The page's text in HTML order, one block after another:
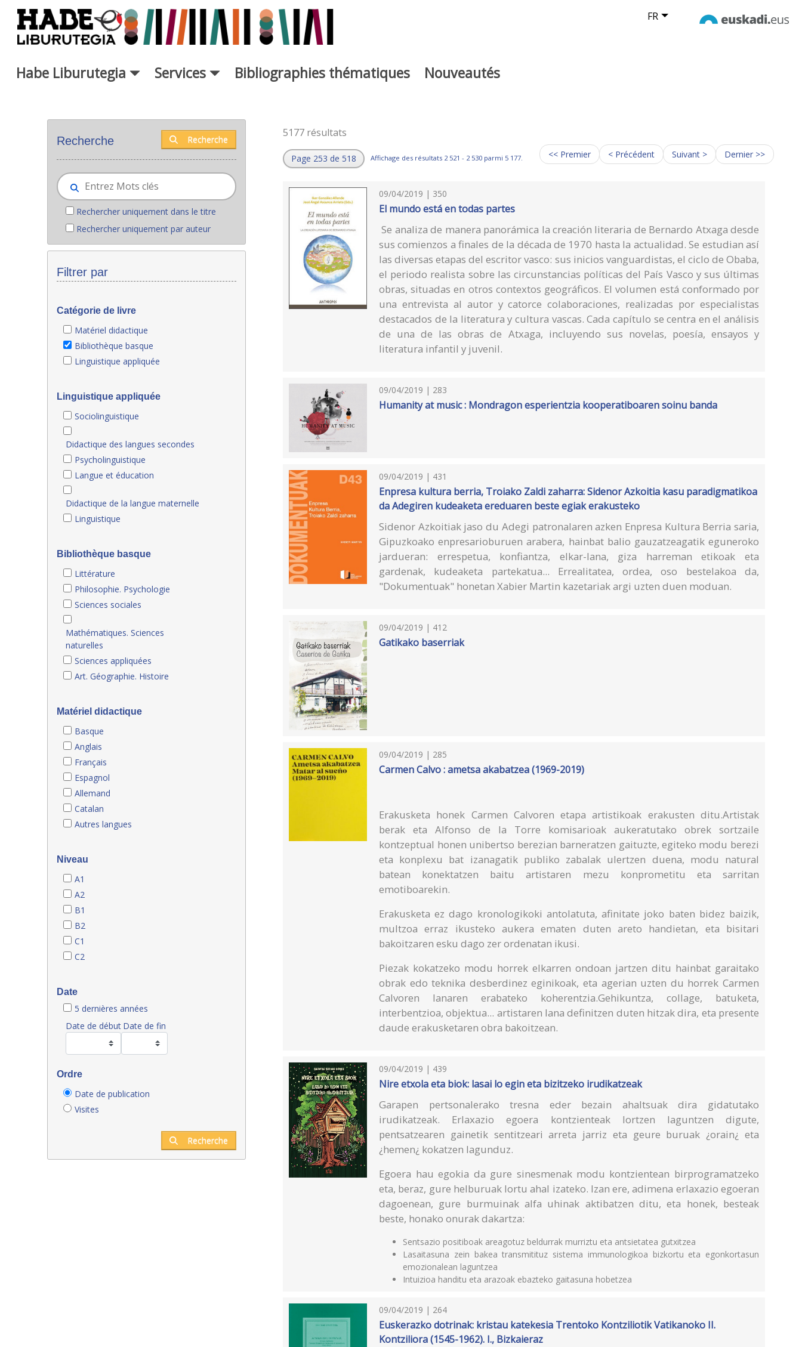
Saut au contenu principal FR
Habe Liburutegia Services Bibliographies thématiques Nouveautés
Recherche Recherche
Rechercher uniquement dans le titre
Rechercher uniquement par auteur
Filtrer par
Catégorie de livre
Matériel didactique
Bibliothèque basque
Linguistique appliquée
Linguistique appliquée
Sociolinguistique
Didactique des langues secondes
Psycholinguistique
Langue et éducation
Didactique de la langue maternelle
Linguistique
Bibliothèque basque
Littérature
Philosophie. Psychologie
Sciences sociales
Mathématiques. Sciences
naturelles
Sciences appliquées
Art. Géographie. Histoire
Matériel didactique
Basque
Anglais
Français
Espagnol
Allemand
Catalan
Autres langues
Niveau
A1
A2
B1
B2
C1
C2
Date
5 dernières années
Date de début Date de fin
Ordre
Date de publication
Visites
Recherche
5177 résultats
Page 253 de 518 Affichage des résultats 2 521 - 2 530 parmi 5 177. << Premier < Précédent Suivant > Dernier >>
09/04/2019 | 350
El mundo está en todas partes
Se analiza de manera panorámica la creación literaria de Bernardo Atxaga desde
sus comienzos a finales de la década de 1970 hasta la actualidad. Se estudian así
las diversas etapas del escritor vasco: sus inicios vanguardistas, el ciclo de Obaba,
el periodo realista sobre las circunstancias políticas del País Vasco y sus últimas
obras, situadas en otros contextos geográficos. El volumen está conformado por
una entrevista al autor y catorce colaboraciones, realizadas por especialistas
destacados de la literatura y cultura vascas. Cada capítulo se centra en el análisis
de una de las obras de Atxaga, incluyendo sus novelas, poesía, ensayos y
literatura infantil y juvenil.
09/04/2019 | 283
Humanity at music : Mondragon esperientzia kooperatiboaren soinu banda
09/04/2019 | 431
Enpresa kultura berria, Troiako Zaldi zaharra: Sidenor Azkoitia kasu paradigmatikoa
da Adegiren kudeaketa ereduaren beste egiak erakusteko
Sidenor Azkoitiak jaso du Adegi patronalaren azken Enpresa Kultura Berria saria,
Gipuzkoako enpresarioburuen arabera, hainbat balio gauzatzeagatik eguneroko
jardueran: errespetua, konfiantza, elkar-lana, giza harreman etikoak eta
gardenak, kudeaketa partekatua... Errealitatea, ordea, oso bestelakoa da,
"Dokumentuak" honetan Xabier Martin kazetariak argi uzten duen moduan.
09/04/2019 | 412
Gatikako baserriak
09/04/2019 | 285
Carmen Calvo : ametsa akabatzea (1969-2019)
Erakusketa honek Carmen Calvoren etapa artistikoak erakusten ditu.Artistak
berak eta Alfonso de la Torre komisarioak aukeratutako obrek sortzaile
kontzeptual honen unibertso berezian barneratzen gaituzte, egiteko modu berezi
eta konplexu bat izanagatik publiko zabalak ulertzen duena, modu natural
batean konektatzen baitu artistaren mezu konprometitu eta sarritan
emotiboarekin.
Erakusketa ez dago kronologikoki antolatuta, afinitate joko baten bidez baizik,
multzoa erraz ikusteko aukera ematen duten areto handietan, eta bisitari
bakoitzaren esku dago zer ordenatan ikusi.
Piezak kokatzeko modu horrek elkarren ondoan jartzen ditu hainbat garaitako
obrak edo teknika desberdinez eginikoak, eta agerian uzten du horrek Carmen
Calvoren lanaren erabateko koherentzia.Gehikuntza, collage, batuketa,
interbentzioa, objektua... artistaren lana definitzen duten hitzak dira, eta presente
daude erakusketaren obra bakoitzean.
09/04/2019 | 439
Nire etxola eta biok: lasai lo egin eta bizitzeko irudikatzeak
Garapen pertsonalerako tresna eder bezain ahaltsuak dira gidatutako
irudikatzeak. Erlaxazio egoera kontzienteak lortzen laguntzen digute,
pentsatzearen gainetik sentitzeari arreta jarriz eta geure buruak ¿orain¿ eta
¿hemen¿ kokatzen lagunduz.
Egoera hau egokia da gure sinesmenak modu kontzientean birprogramatzeko
eta, beraz, gure helburuak lortu ahal izateko. Izan ere, adimena erlaxazio egoeran
dagoenean, gure burmuinak alfa uhinak aktibatzen ditu, eta honek, besteak
beste, honako onurak dakartza:
Sentsazio positiboak areagotuz beldurrak murriztu eta antsietatea gutxitzea
Lasaitasuna zein bakea transmitituz sistema immunologikoa bizkortu eta egonkortasun
emozionalean laguntzea
Intuizioa handitu eta arazoak ebazteko gaitasuna hobetzea
09/04/2019 | 264
Euskerazko dotrinak: kristau katekesia Trentoko Kontziliotik Vatikanoko II.
Kontziliora (1545-1962). I., Bizkaieraz